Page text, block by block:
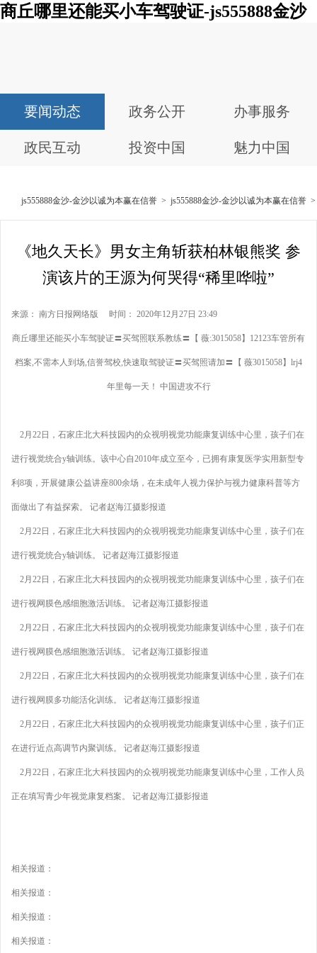
商丘哪里还能买小车驾驶证-js555888金沙
要闻动态 政务公开 办事服务
政民互动 投资中国 魅力中国
js555888金沙-金沙以诚为本赢在信誉 > js555888金沙-金沙以诚为本赢在信誉
《地久天长》男女主角斩获柏林银熊奖 参
演该片的王源为何哭得“稀里哗啦”
来源： 南方日报网络版 时间： 2020年12月27日 23:49
商丘哪里还能买小车驾驶证〓买驾照联系教练〓【 薇:3015058】12123车管所有
档案,不需本人到场,信誉驾校,快速取驾驶证〓买驾照请加〓【 薇3015058】lrj4
年里每一天！ 中国进攻不行
2月22日，石家庄北大科技园内的众视明视觉功能康复训练中心里，孩子们在
进行视觉统合y轴训练。该中心自2010年成立至今，已拥有康复医学实用新型专
利8项，开展健康公益讲座800余场，在未成年人视力保护与视力健康科普等方
面做出了有益探索。 记者赵海江摄影报道
2月22日，石家庄北大科技园内的众视明视觉功能康复训练中心里，孩子们在
进行视觉统合y轴训练。 记者赵海江摄影报道
2月22日，石家庄北大科技园内的众视明视觉功能康复训练中心里，孩子们在
进行视网膜色感细胞激活训练。 记者赵海江摄影报道
2月22日，石家庄北大科技园内的众视明视觉功能康复训练中心里，孩子们在
进行视网膜色感细胞激活训练。 记者赵海江摄影报道
2月22日，石家庄北大科技园内的众视明视觉功能康复训练中心里，孩子们在
进行视网膜多功能活化训练。 记者赵海江摄影报道
2月22日，石家庄北大科技园内的众视明视觉功能康复训练中心里，孩子们正
在进行近点高调节内聚训练。 记者赵海江摄影报道
2月22日，石家庄北大科技园内的众视明视觉功能康复训练中心里，工作人员
正在填写青少年视觉康复档案。 记者赵海江摄影报道
相关报道：
相关报道：
相关报道：
相关报道：